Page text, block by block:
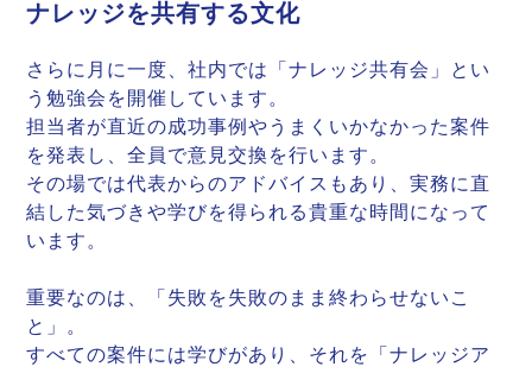
ナレッジを共有する文化
さらに月に一度、社内では「ナレッジ共有会」とい
う勉強会を開催しています。
担当者が直近の成功事例やうまくいかなかった案件
を発表し、全員で意見交換を行います。
その場では代表からのアドバイスもあり、実務に直
結した気づきや学びを得られる貴重な時間になって
います。
重要なのは、「失敗を失敗のまま終わらせないこ
と」。
すべての案件には学びがあり、それを「ナレッジア